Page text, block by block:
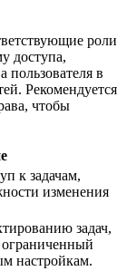
роли
доступа,
пользователя в
Рекомендуется
чтобы
к задачам,
изменения
задач,
настройкам.